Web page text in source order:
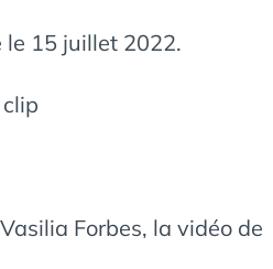
le 15 juillet 2022.
Forbes, la vidéo de